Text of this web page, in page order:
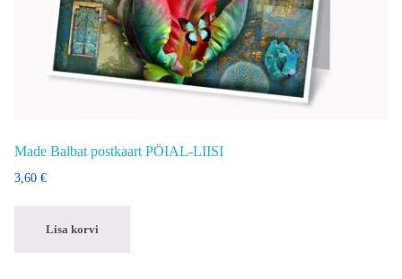
Made Balbat postkaart PÖIAL-LIISI
3,60 €
Lisa korvi